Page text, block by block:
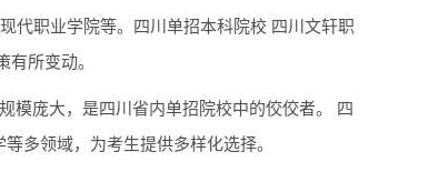
代职业学院等。四川单招本科院校 四川文轩职
所变动。
模庞大，是四川省内单招院校中的佼佼者。 四
多领域，为考生提供多样化选择。